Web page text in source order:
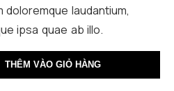
laudantium,
ipsa quae ab illo.
THÊM VÀO GIỎ HÀNG